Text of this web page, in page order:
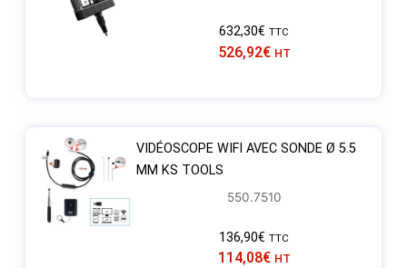
632,30€ TTC
526,92€ HT
VIDÉOSCOPE WIFI AVEC SONDE Ø 5.5
MM KS TOOLS
550.7510
136,90€ TTC
114,08€ HT